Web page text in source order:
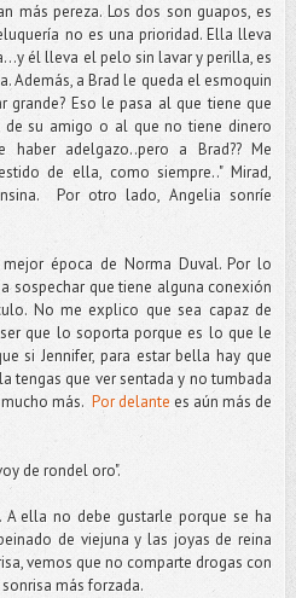
más pereza. Los dos son guapos, es
no es una prioridad. Ella lleva
él lleva el pelo sin lavar y perilla, es
Además, a Brad le queda el esmoquin
grande? Eso le pasa al que tiene que
de su amigo o al que no tiene dinero
haber adelgazo..pero a Brad?? Me
de ella, como siempre.." Mirad,
Por otro lado, Angelia sonríe
época de Norma Duval. Por lo
sospechar que tiene alguna conexión
No me explico que sea capaz de
que lo soporta porque es lo que le
si Jennifer, para estar bella hay que
tengas que ver sentada y no tumbada
más. Por delante es aún más de
de rondel oro".
A ella no debe gustarle porque se ha
de viejuna y las joyas de reina
vemos que no comparte drogas con
más forzada.